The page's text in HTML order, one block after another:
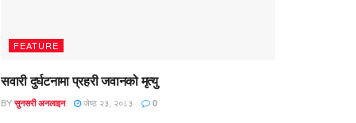
FEATURE
सवारी दुर्घटनामा प्रहरी जवानको मृत्यु
BY सुनसरी अनलाइन जेष्ठ २३, २०८३ 0